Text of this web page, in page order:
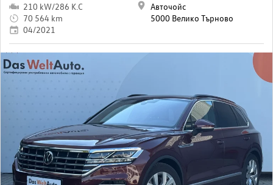
210 kW/286 K.C
70 564 km
04/2021
Авточойс
5000 Велико Търново